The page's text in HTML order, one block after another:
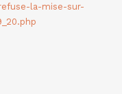
la-mise-sur-